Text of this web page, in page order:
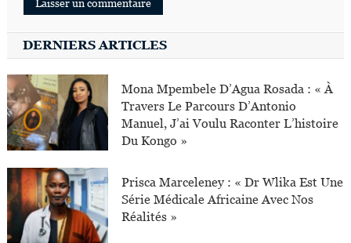
DERNIERS ARTICLES
Mona Mpembele D’Agua Rosada : « À
Travers Le Parcours D’Antonio
Manuel, J’ai Voulu Raconter L’histoire
Du Kongo »
Prisca Marceleney : « Dr Wlika Est Une
Série Médicale Africaine Avec Nos
Réalités »